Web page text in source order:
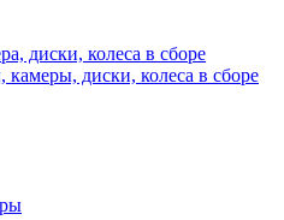
диски, колеса в сборе
диски, колеса в сборе